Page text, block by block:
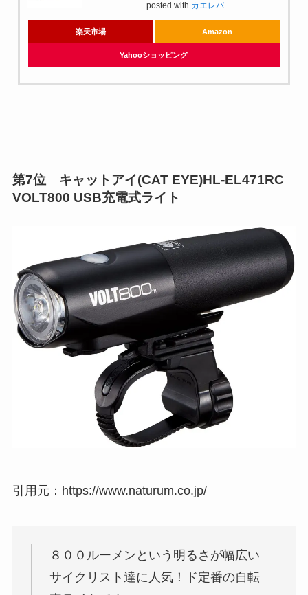
posted with カエレバ
楽天市場 Amazon
Yahooショッピング
第7位 キャットアイ(CAT EYE)HL-EL471RC
VOLT800 USB充電式ライト
引用元：https://www.naturum.co.jp/
８００ルーメンという明るさが幅広い
サイクリスト達に人気！ド定番の自転